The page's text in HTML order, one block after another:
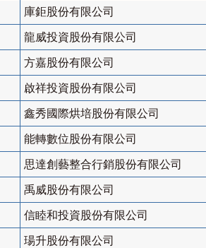
庫鉅股份有限公司
龍威投資股份有限公司
方嘉股份有限公司
啟祥投資股份有限公司
鑫秀國際烘培股份有限公司
能轉數位股份有限公司
思達創藝整合行銷股份有限公司
禹威股份有限公司
信睦和投資股份有限公司
瑒升股份有限公司